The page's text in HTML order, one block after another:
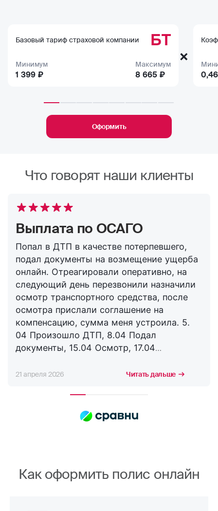
Базовый тариф страховой компании БТ
Минимум
1 399 ₽
Максимум
8 665 ₽
×
0,46
Оформить
Что говорят наши клиенты
Выплата по ОСАГО
Попал в ДТП в качестве потерпевшего,
подал документы на возмещение ущерба
онлайн. Отреагировали оперативно, на
следующий день перезвонили назначили
осмотр транспортного средства, после
осмотра прислали соглашение на
компенсацию, сумма меня устроила. 5.
04 Произошло ДТП, 8.04 Подал
документы, 15.04 Осмотр, 17.04
сотрудничать с компанией дальше,
21 апреля 2026 Читать дальше
Как оформить полис онлайн